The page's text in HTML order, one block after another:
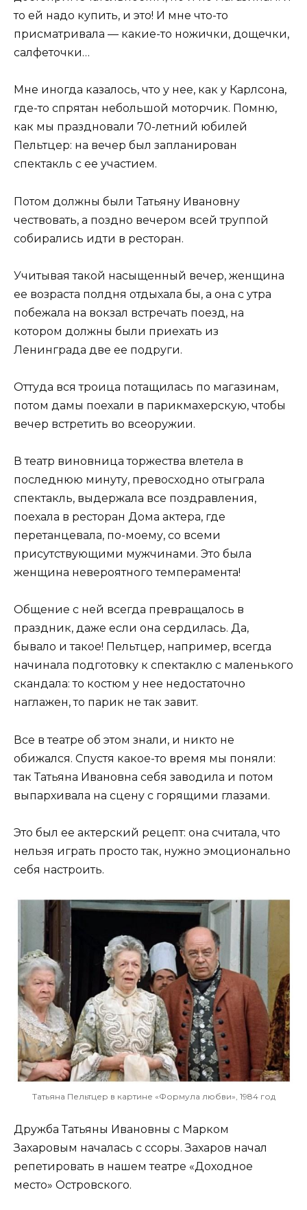
то ей надо купить, и это! И мне что-то
присматривала — какие-то ножички, дощечки,
салфеточки…
Мне иногда казалось, что у нее, как у Карлсона,
где-то спрятан небольшой моторчик. Помню,
как мы праздновали 70-летний юбилей
Пельтцер: на вечер был запланирован
спектакль с ее участием.
Потом должны были Татьяну Ивановну
чествовать, а поздно вечером всей труппой
собирались идти в ресторан.
Учитывая такой насыщенный вечер, женщина
ее возраста полдня отдыхала бы, а она с утра
побежала на вокзал встречать поезд, на
котором должны были приехать из
Ленинграда две ее подруги.
Оттуда вся троица потащилась по магазинам,
потом дамы поехали в парикмахерскую, чтобы
вечер встретить во всеоружии.
В театр виновница торжества влетела в
последнюю минуту, превосходно отыграла
спектакль, выдержала все поздравления,
поехала в ресторан Дома актера, где
перетанцевала, по-моему, со всеми
присутствующими мужчинами. Это была
женщина невероятного темперамента!
Общение с ней всегда превращалось в
праздник, даже если она сердилась. Да,
бывало и такое! Пельтцер, например, всегда
начинала подготовку к спектаклю с маленького
скандала: то костюм у нее недостаточно
наглажен, то парик не так завит.
Все в театре об этом знали, и никто не
обижался. Спустя какое-то время мы поняли:
так Татьяна Ивановна себя заводила и потом
выпархивала на сцену с горящими глазами.
Это был ее актерский рецепт: она считала, что
нельзя играть просто так, нужно эмоционально
себя настроить.
Татьяна Пельтцер в картине «Формула любви», 1984 год
Дружба Татьяны Ивановны с Марком
Захаровым началась с ссоры. Захаров начал
репетировать в нашем театре «Доходное
место» Островского.